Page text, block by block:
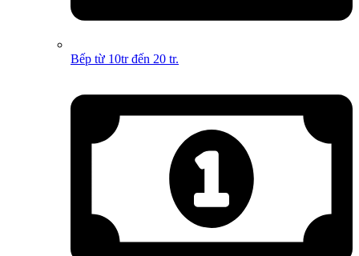
Bếp từ 10tr đến 20 tr.